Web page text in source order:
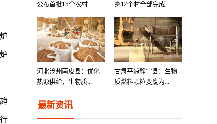
公布首批15个农村...
乡12个村全部完成...
河北沧州南皮县：优化
热源供给，生物质...
甘肃平凉静宁县：生物
质燃料颗粒变废为...
最新资讯